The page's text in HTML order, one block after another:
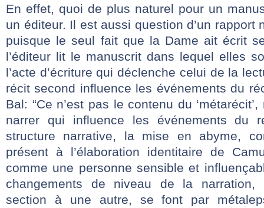
En effet, quoi de plus naturel pour un
un éditeur. Il est aussi question d’un rapport
puisque le seul fait que la Dame ait écrit
l’éditeur lit le manuscrit dans lequel elles
l’acte d’écriture qui déclenche celui de la
récit second influence les événements du
Bal: “Ce n’est pas le contenu du
narrer qui influence les événements du
structure narrative, la mise en abyme,
présent à l’élaboration identitaire de
comme une personne sensible et
changements de niveau de la narration,
section à une autre, se font par